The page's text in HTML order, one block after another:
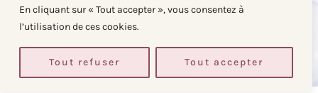
En cliquant sur « Tout accepter », vous consentez à
l’utilisation de ces cookies.
Tout refuser Tout accepter